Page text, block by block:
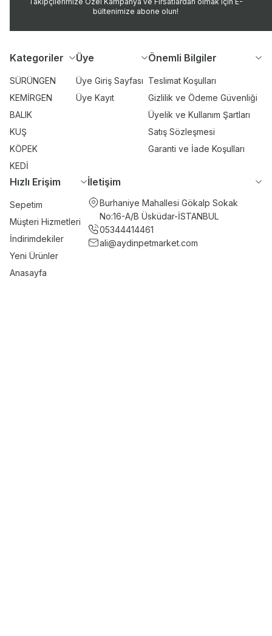
bültenimize abone olun!
Kategoriler
SÜRÜNGEN
KEMİRGEN
BALIK
KUŞ
KÖPEK
KEDİ
Üye
Üye Giriş Sayfası
Üye Kayıt
Önemli Bilgiler
Teslimat Koşulları
Gizlilik ve Ödeme Güvenliği
Üyelik ve Kullanım Şartları
Satış Sözleşmesi
Garanti ve İade Koşulları
Hızlı Erişim
Sepetim
Müşteri Hizmetleri
İndirimdekiler
Yeni Ürünler
Anasayfa
İletişim
Burhaniye Mahallesi Gökalp Sokak
No:16-A/B Üsküdar-İSTANBUL
05344414461
ali@aydinpetmarket.com